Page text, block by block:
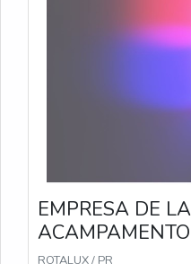
EMPRESA DE
ACAMPAMENTO
ROTALUX / PR